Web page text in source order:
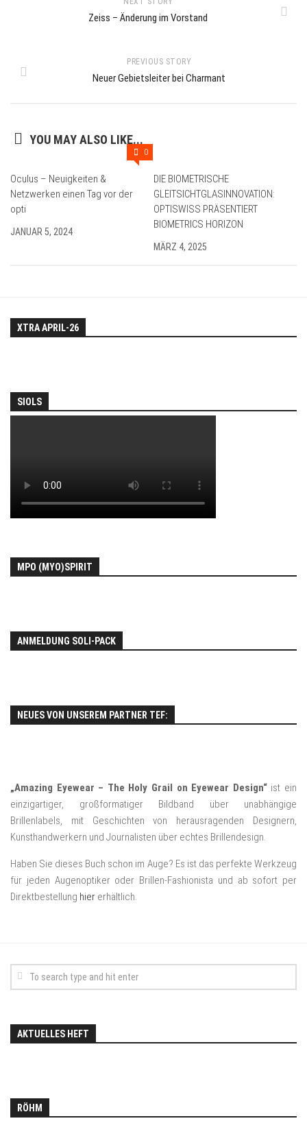
Zeiss – Änderung im Vorstand
PREVIOUS STORY
Neuer Gebietsleiter bei Charmant
YOU MAY ALSO LIKE...
0
Oculus – Neuigkeiten &
Netzwerken einen Tag vor der
opti
JANUAR 5, 2024
DIE BIOMETRISCHE
GLEITSICHTGLASINNOVATION:
OPTISWISS PRÄSENTIERT
BIOMETRICS HORIZON
MÄRZ 4, 2025
XTRA APRIL-26
SIOLS
MPO (MYO)SPIRIT
ANMELDUNG SOLI-PACK
NEUES VON UNSEREM PARTNER TEF:
„Amazing Eyewear – The Holy Grail on Eyewear Design“ist ein
einzigartiger, großformatiger Bildband über unabhängige
Brillenlabels, mit Geschichten von herausragenden Designern,
Kunsthandwerkern und Journalisten über echtes Brillendesign.
Haben Sie dieses Buch schon im Auge? Es ist das perfekte Werkzeug
für jeden Augenoptiker oder Brillen-Fashionista und ab sofort per
Direktbestellung hier erhältlich.
AKTUELLES HEFT
RÖHM